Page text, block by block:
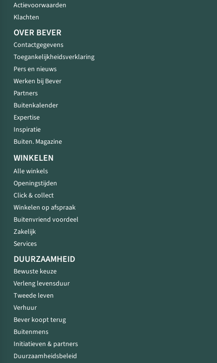
Actievoorwaarden
Klachten
OVER BEVER
Contactgegevens
Toegankelijkheidsverklaring
Pers en nieuws
Werken bij Bever
Partners
Buitenkalender
Expertise
Inspiratie
Buiten. Magazine
WINKELEN
Alle winkels
Openingstijden
Click & collect
Winkelen op afspraak
Buitenvriend voordeel
Zakelijk
Services
DUURZAAMHEID
Bewuste keuze
Verleng levensduur
Tweede leven
Verhuur
Bever koopt terug
Buitenmens
Initiatieven & partners
Duurzaamheidsbeleid